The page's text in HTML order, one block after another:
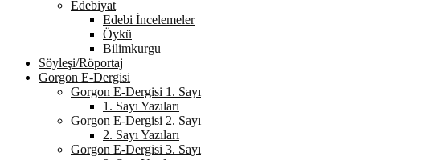
Edebiyat
Edebi İncelemeler
Öykü
Bilimkurgu
Söyleşi/Röportaj
Gorgon E-Dergisi
Gorgon E-Dergisi 1. Sayı
1. Sayı Yazıları
Gorgon E-Dergisi 2. Sayı
2. Sayı Yazıları
Gorgon E-Dergisi 3. Sayı